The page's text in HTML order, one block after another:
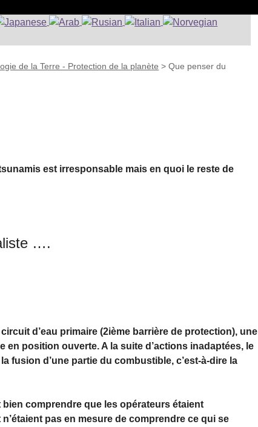
de la Terre - Protection de la planète >Que penser du
est irresponsable mais en quoi le reste de
….
d’eau primaire (2ième barrière de protection), une
position ouverte. A la suite d’actions inadaptées, le
fusion d’une partie du combustible, c’est-à-dire la
comprendre que les opérateurs étaient
pas en mesure de comprendre ce qui se